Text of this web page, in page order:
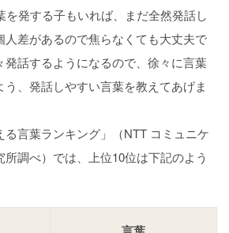
を発する子もいれば、まだ全然発話し
人差があるので焦らなくても大丈夫で
発話するようになるので、徐々に言葉
、発話しやすい言葉を教えてあげま
る言葉ランキング」（NTT コミュニケ
調べ）では、上位10位は下記のよう